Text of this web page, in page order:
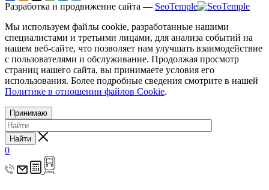
Разработка и продвижение сайта — SeoTemple
Мы используем файлы cookie, разработанные нашими
специалистами и третьими лицами, для анализа событий на
нашем веб-сайте, что позволяет нам улучшать взаимодействие
с пользователями и обслуживание. Продолжая просмотр
страниц нашего сайта, вы принимаете условия его
использования. Более подробные сведения смотрите в нашей
Политике в отношении файлов Cookie.
Принимаю
Найти
0